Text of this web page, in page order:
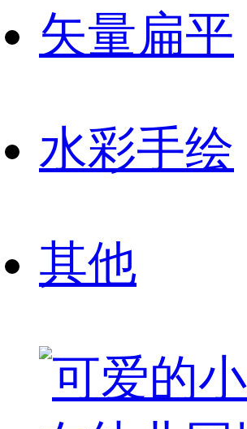
矢量扁平
水彩手绘
其他